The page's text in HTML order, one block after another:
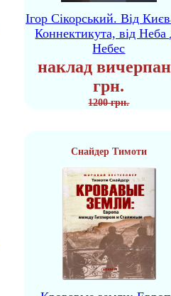
Ігор Сікорський. Від
Коннектикута, від Неба
Небес
наклад
грн.
1200 грн.
Снайдер Тимоти